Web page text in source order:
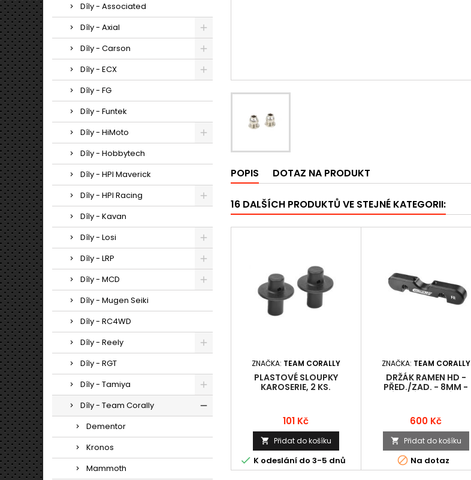
Díly - Associated
Díly - Axial
Díly - Carson
Díly - ECX
Díly - FG
Díly - Funtek
Díly - HiMoto
Díly - Hobbytech
Díly - HPI Maverick
Díly - HPI Racing
Díly - Kavan
Díly - Losi
Díly - LRP
Díly - MCD
Díly - Mugen Seiki
Díly - RC4WD
Díly - Reely
Díly - RGT
Díly - Tamiya
Díly - Team Corally
Dementor
Kronos
Mammoth
POPIS DOTAZ NA PRODUKT
16 DALŠÍCH PRODUKTŮ VE STEJNÉ KATEGORII:
ZNAČKA: TEAM CORALLY
PLASTOVÉ SLOUPKY
KAROSERIE, 2 KS.
Cena
101 Kč
 Přidat do košíku
 K odeslání do 3-5 dnů
ZNAČKA: TEAM CORALLY
DRŽÁK RAMEN HD -
PŘED./ZAD. - 8MM -
Cena
600 Kč
 Přidat do košíku
 Na dotaz